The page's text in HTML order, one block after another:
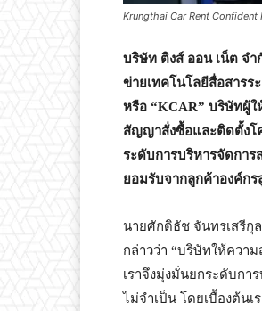
Krungthai Car Rent Confident
บริษัท ติงส์ ออน เน็ต จำ
ข่ายเทคโนโลยีสื่อสารร
หรือ “KCAR” บริษัทผู้
สัญญาสั่งซื้อและติดตั้งโ
ระดับการบริหารจัดการ
ยอมรับจากลูกค้าองค์กร
นายศักดิธัช จันทรเสรีกุ
กล่าวว่า “บริษัทให้ควา
เราจึงมุ่งมั่นยกระดับกา
ไม่จำเป็น โดยเบื้องต้น